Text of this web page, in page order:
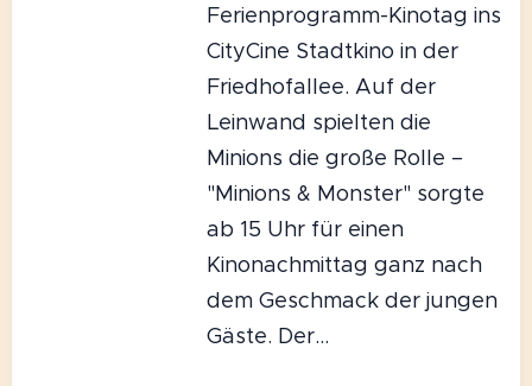
Ferienprogramm-Kinotag ins
CityCine Stadtkino in der
Friedhofallee. Auf der
Leinwand spielten die
Minions die große Rolle –
"Minions & Monster" sorgte
ab 15 Uhr für einen
Kinonachmittag ganz nach
dem Geschmack der jungen
Gäste. Der...